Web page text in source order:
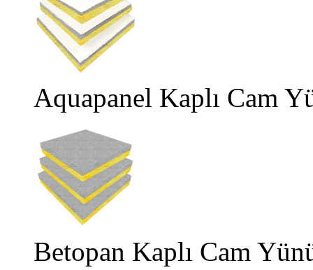
Aquapanel Kaplı Cam
Betopan Kaplı Cam